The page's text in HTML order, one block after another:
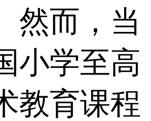
然而，当
小学至高
教育课程